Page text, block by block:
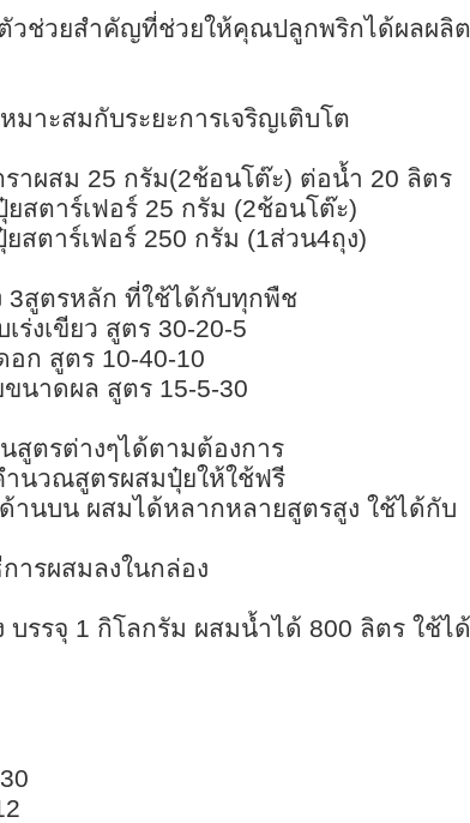
ตัวช่วยสำคัญที่ช่วยให้คุณปลูกพริกได้ผลผลิต
มาะสมกับระยะการเจริญเติบโต
าผสม 25 กรัม(2ช้อนโต๊ะ) ต่อน้ำ 20 ลิตร
ยสตาร์เฟอร์ 25 กรัม (2ช้อนโต๊ะ)
สตาร์เฟอร์ 250 กรัม (1ส่วน4ถุง)
3สูตรหลัก ที่ใช้ได้กับทุกพืช
เร่งเขียว สูตร 30-20-5
อก สูตร 10-40-10
นาดผล สูตร 15-5-30
สูตรต่างๆได้ตามต้องการ
ำนวณสูตรผสมปุ๋ยให้ใช้ฟรี
านบน ผสมได้หลากหลายสูตรสูง ใช้ได้กับ
ารผสมลงในกล่อง
บรรจุ 1 กิโลกรัม ผสมน้ำได้ 800 ลิตร ใช้ได้